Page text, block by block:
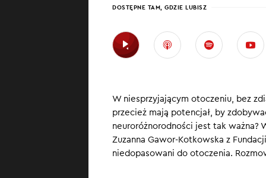
PROWADZĄCY:
Bolidy F1 to
każdy
DOSTĘPNE TAM, GDZIE LUBISZ
W niesprzyjającym otoczeniu, bez
przecież mają potencjał, by
neuroróżnorodności jest tak ważna?
Zuzanna Gawor-Kotkowska z
niedopasowani do otoczenia.